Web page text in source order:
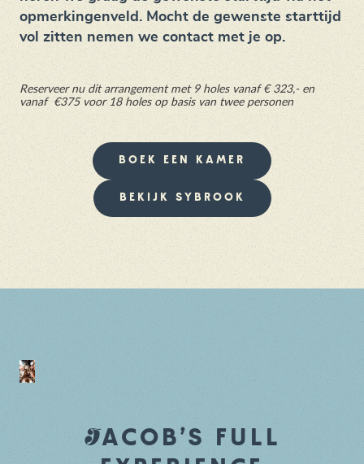
opmerkingenveld. Mocht de gewenste starttijd
vol zitten nemen we contact met je op.
Reserveer nu dit arrangement met 9 holes vanaf€ 323,- en
vanaf €375 voor 18 holes op basis van twee personen
BOEK EEN KAMER
BEKIJK SYBROOK
JACOB'S FULL